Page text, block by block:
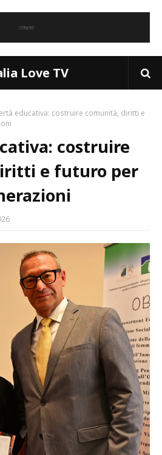
Love TV
educativa: costruire comunità, diritti e
costruire
e futuro per